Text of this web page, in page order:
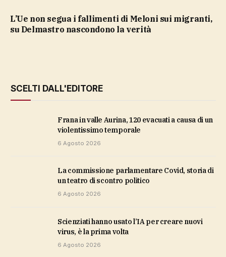
L’Ue non segua i fallimenti di Meloni sui migranti,
su Delmastro nascondono la verità
SCELTI DALL'EDITORE
Frana in valle Aurina, 120 evacuati a causa di un
violentissimo temporale
6 Agosto 2026
La commissione parlamentare Covid, storia di
un teatro di scontro politico
6 Agosto 2026
Scienziati hanno usato l’IA per creare nuovi
virus, è la prima volta
6 Agosto 2026